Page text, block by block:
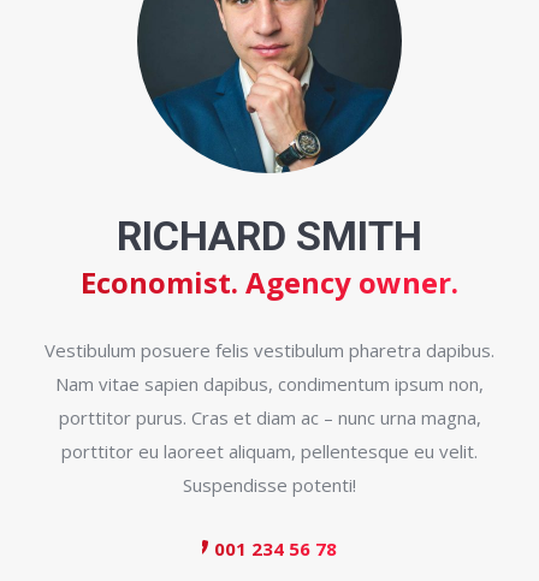
RICHARD SMITH
Economist. Agency owner.
Vestibulum posuere felis vestibulum pharetra dapibus.
Nam vitae sapien dapibus, condimentum ipsum non,
porttitor purus. Cras et diam ac – nunc urna magna,
porttitor eu laoreet aliquam, pellentesque eu velit.
Suspendisse potenti!
001 234 56 78